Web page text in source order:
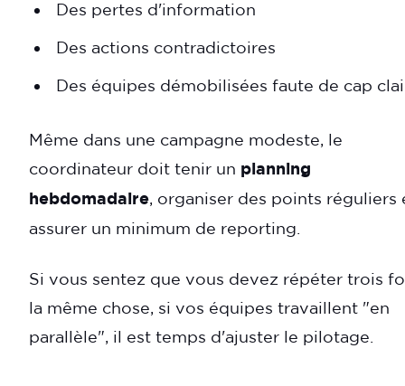
Des pertes d'information
Des actions contradictoires
Des équipes démobilisées faute de cap
Même dans une campagne modeste, le
coordinateur doit tenir un planning
hebdomadaire , organiser des points réguliers
assurer un minimum de reporting.
Si vous sentez que vous devez répéter trois
la même chose, si vos équipes travaillent "en
parallèle", il est temps d'ajuster le pilotage.